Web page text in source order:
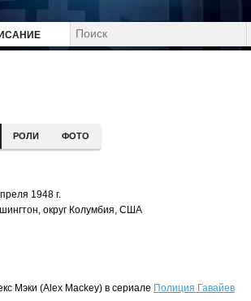
РОЛИ ФОТО
1948 г.
округ Колумбия, США
Мэки (Alex Mackey) в сериале Полиция Гавайев